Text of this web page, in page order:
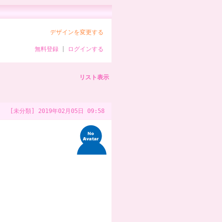
デザインを変更する
無料登録 ログインする
リスト表示
[未分類] 2019年02月05日 09:58